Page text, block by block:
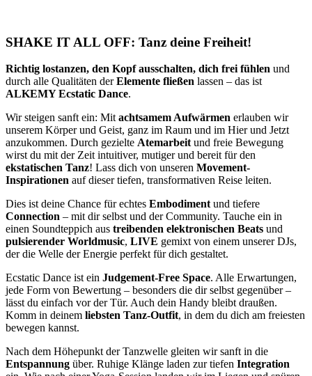
SHAKE IT ALL OFF: Tanz deine Freiheit!
Richtig lostanzen, den Kopf ausschalten, dich frei fühlen und
durch alle Qualitäten derElemente fließen lassen – das ist
ALKEMY Ecstatic Dance.
Wir steigen sanft ein: Mit achtsamem Aufwärmen erlauben wir
unserem Körper und Geist, ganz im Raum und im Hier und Jetzt
anzukommen. Durch gezielte Atemarbeit und freie Bewegung
wirst du mit der Zeit intuitiver, mutiger und bereit für den
ekstatischen Tanz! Lass dich von unseren Movement-
Inspirationen auf dieser tiefen, transformativen Reise leiten.
Dies ist deine Chance für echtes Embodiment und tiefere
Connection – mit dir selbst und der Community. Tauche ein in
einen Soundteppich aus treibenden elektronischen Beats und
pulsierender Worldmusic, LIVE gemixt von einem unserer DJs,
der die Welle der Energie perfekt für dich gestaltet.
Ecstatic Dance ist ein Judgement-Free Space. Alle Erwartungen,
jede Form von Bewertung – besonders die dir selbst gegenüber –
lässt du einfach vor der Tür. Auch dein Handy bleibt draußen.
Komm in deinem liebsten Tanz-Outfit, in dem du dich am freiesten
bewegen kannst.
Nach dem Höhepunkt der Tanzwelle gleiten wir sanft in die
Entspannung über. Ruhige Klänge laden zur tiefen Integration